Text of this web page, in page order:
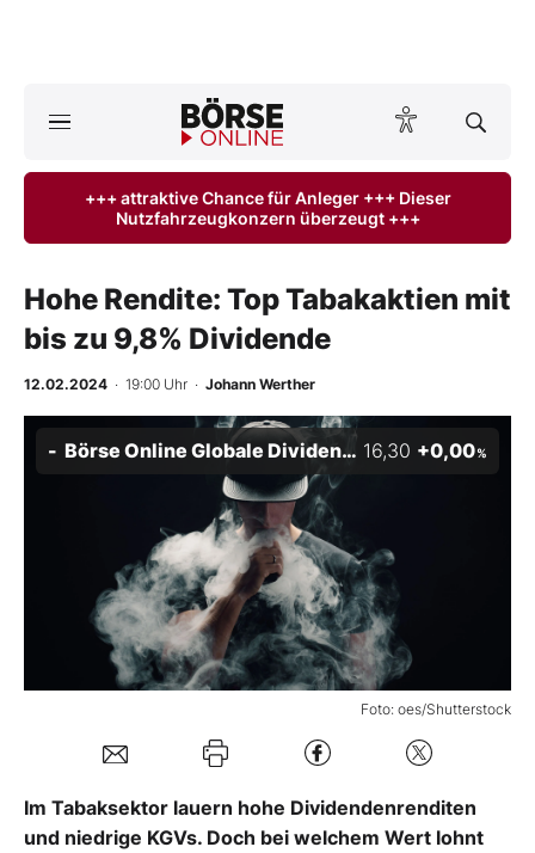
ktuelle Ausgabe BÖRSE ONLINE lesen
Anlageprodukte
Finanz-Check
BO-Musterdepots
Mein B:O
Mein Konto
Folgen Sie uns
Kontakt
+++ attraktive Chance für Anleger +++ Dieser
Nutzfahrzeugkonzern überzeugt +++
Hohe Rendite: Top Tabakaktien mit
bis zu 9,8% Dividende
12.02.2024 · 19:00 Uhr · Johann Werther
Foto: oes/Shutterstock
Börse Online Globale Dividenden-Stars Index 16,30 +0,00%
Im Tabaksektor lauern hohe Dividendenrenditen
und niedrige KGVs. Doch bei welchem Wert lohnt